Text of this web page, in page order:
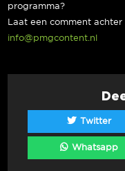
programma?
Laat een comment
info@pmgcontent.nl
Twitter
Whatsapp